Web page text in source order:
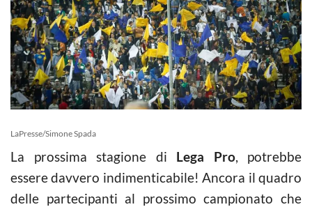
LaPresse/Simone Spada
La prossima stagione di Lega Pro, potrebbe
essere davvero indimenticabile! Ancora il quadro
delle partecipanti al prossimo campionato che